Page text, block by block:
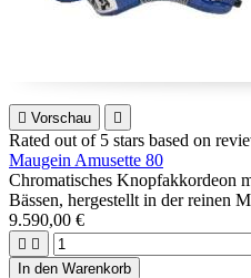
 Vorschau 
Rated out of 5 stars based on
Maugein Amusette 80
Chromatisches Knopfakkordeon
Bässen, hergestellt in der reinen
Musik, professionelle A Mano-
Ideal für fortgeschrittene/
Sound und ein volles Akkordeon
9.590,00 €
 
In den Warenkorb